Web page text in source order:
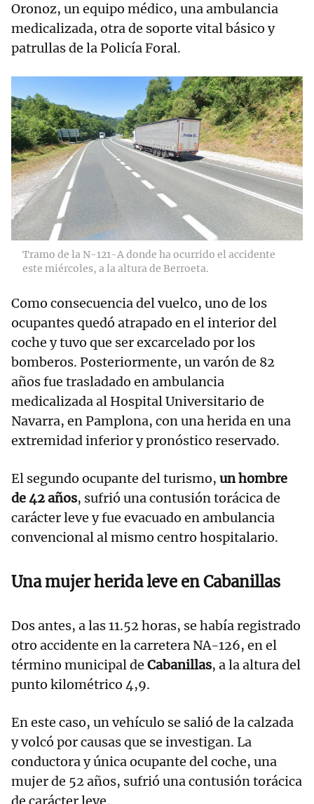
Oronoz, un equipo médico, una ambulancia
medicalizada, otra de soporte vital básico y
patrullas de la Policía Foral.
Tramo de la N-121-A donde ha ocurrido el accidente
este miércoles, a la altura de Berroeta.
Como consecuencia del vuelco, uno de los
ocupantes quedó atrapado en el interior del
coche y tuvo que ser excarcelado por los
bomberos. Posteriormente, un varón de 82
años fue trasladado en ambulancia
medicalizada al Hospital Universitario de
Navarra, en Pamplona, con una herida en una
extremidad inferior y pronóstico reservado.
El segundo ocupante del turismo, un hombre
de 42 años, sufrió una contusión torácica de
carácter leve y fue evacuado en ambulancia
convencional al mismo centro hospitalario.
Una mujer herida leve en Cabanillas
Dos antes, a las 11.52 horas, se había registrado
otro accidente en la carretera NA-126, en el
término municipal de Cabanillas, a la altura del
punto kilométrico 4,9.
En este caso, un vehículo se salió de la calzada
y volcó por causas que se investigan. La
conductora y única ocupante del coche, una
mujer de 52 años, sufrió una contusión torácica